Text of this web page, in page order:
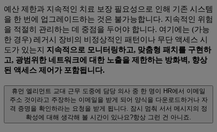
예산 제한과 지속적인 치료 보장 필요성으로 인해 기존 시스템
을 한 번에 업그레이드하는 것은 불가능합니다. 지속적인 위험
을 적절히 관리하는 데 중점을 두어야 합니다. 여기에는 (가능
한 경우) 레거시 장비의 비정상적인 패턴이나 무단 액세스 시
도가 있는지 지속적으로 모니터링하고, 맞춤형 패치를 구현하
고, 광범위한 네트워크에 대한 노출을 제한하는 방화벽, 향상
된 액세스 제어가 포함됩니다.
휴먼 엘리먼트 교대 근무 도중에 담당 의사 중 한 명이 HR에서 이메일
주소 것이라고 주장하는 이메일을 받게 되어 양식을 다운로드하거나 자
격 증명을 확인하라는 요청을 받게 됩니다. 잠시 멈춰 서서 메시지의 정
확성에 대해 생각해 볼 시간이 있나요?항상 그런 건 아니죠.